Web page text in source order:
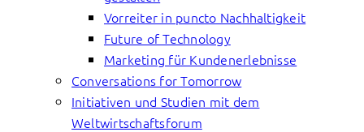
Vorreiter in puncto Nachhaltigkeit
Future of Technology
Marketing für Kundenerlebnisse
Conversations for Tomorrow
Initiativen und Studien mit dem
Weltwirtschaftsforum